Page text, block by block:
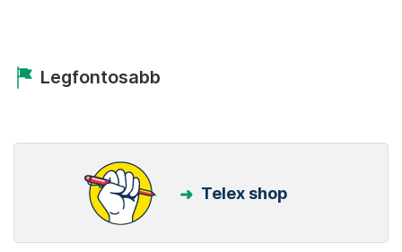
Legfontosabb
Telex shop